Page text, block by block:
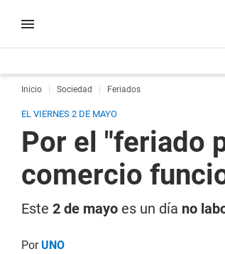
Inicio Sociedad Feriados
EL VIERNES 2 DE MAYO
Por el "feriado
comercio
Este 2 de mayo es un día no
PorUNO